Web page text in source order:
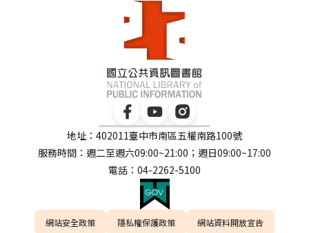
地址：402011臺中市南區五權南路100號
服務時間：週二至週六09:00~21:00；週日09:00~17:00
電話：04-2262-5100
網站安全政策 隱私權保護政策
網站資料開放宣告